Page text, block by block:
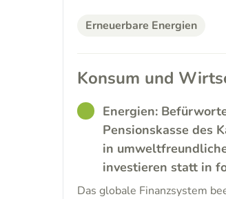
Erneuerbare Energien
Konsum und
GOODEnergien:
Pensionskasse des
in
investieren statt in
Das globale Finanzsystem